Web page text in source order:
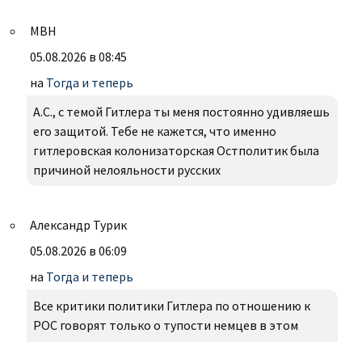
МВН
05.08.2026 в 08:45
на Тогда и теперь
А.С., с темой Гитлера ты меня постоянно удивляешь
его защитой. Тебе не кажется, что именно
гитлеровская колонизаторская Остполитик была
причиной нелояльности русских
Александр Турик
05.08.2026 в 06:09
на Тогда и теперь
Все критики политики Гитлера по отношению к
РОС говорят только о тупости немцев в этом